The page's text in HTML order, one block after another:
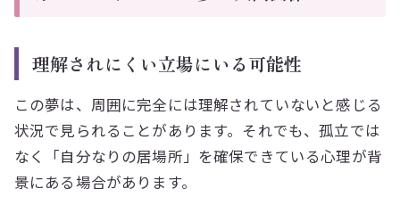
理解されにくい立場にいる可能性
この夢は、周囲に完全には理解されていないと感じる
状況で見られることがあります。それでも、孤立では
なく「自分なりの居場所」を確保できている心理が背
景にある場合があります。